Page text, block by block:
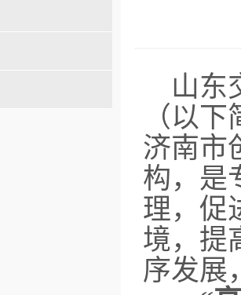
山东
（以
济南市
构，是
理，促
境，提
序发展